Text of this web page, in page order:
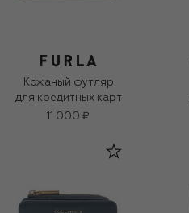
Кожаный футляр
для кредитных карт
11 000 ₽